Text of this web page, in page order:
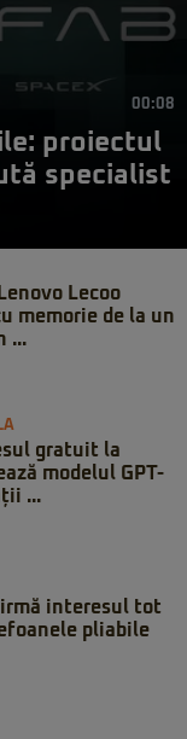
00:08
proiectul
specialist
Lecoo
memorie de la un
...
gratuit la
modelul GPT-
...
interesul tot
pliabile